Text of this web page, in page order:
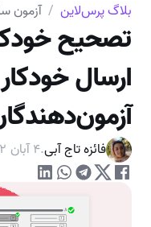
بلاگ پرس‌لاین / آزمون
تصحیح
ارسال
فائزه تاج آبی.۴ آبان ۱۴۰۲